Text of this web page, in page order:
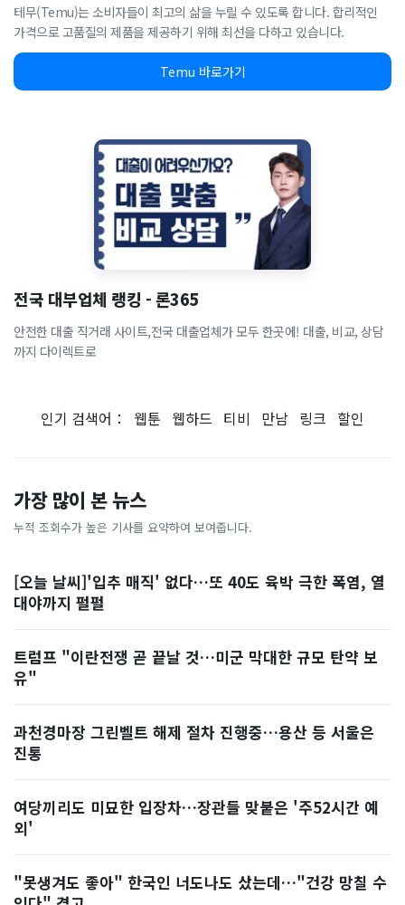
테무(Temu)는 소비자들이 최고의 삶을 누릴 수 있도록 합니다. 합리적인
가격으로 고품질의 제품을 제공하기 위해 최선을 다하고 있습니다.
Temu 바로가기
전국 대부업체 랭킹 - 론365
안전한 대출 직거래 사이트,전국 대출업체가 모두 한곳에! 대출, 비교, 상담
까지 다이렉트로
인기 검색어： 웹툰 웹하드 티비 만남 링크 할인
가장 많이 본 뉴스
누적 조회수가 높은 기사를 요약하여 보여줍니다.
[오늘 날씨]'입추 매직' 없다…또 40도 육박 극한 폭염, 열
대야까지 펄펄
트럼프 "이란전쟁 곧 끝날 것…미군 막대한 규모 탄약 보
유"
과천경마장 그린벨트 해제 절차 진행중…용산 등 서울은
진통
여당끼리도 미묘한 입장차…장관들 맞붙은 '주52시간 예
외'
"못생겨도 좋아" 한국인 너도나도 샀는데…"건강 망칠 수